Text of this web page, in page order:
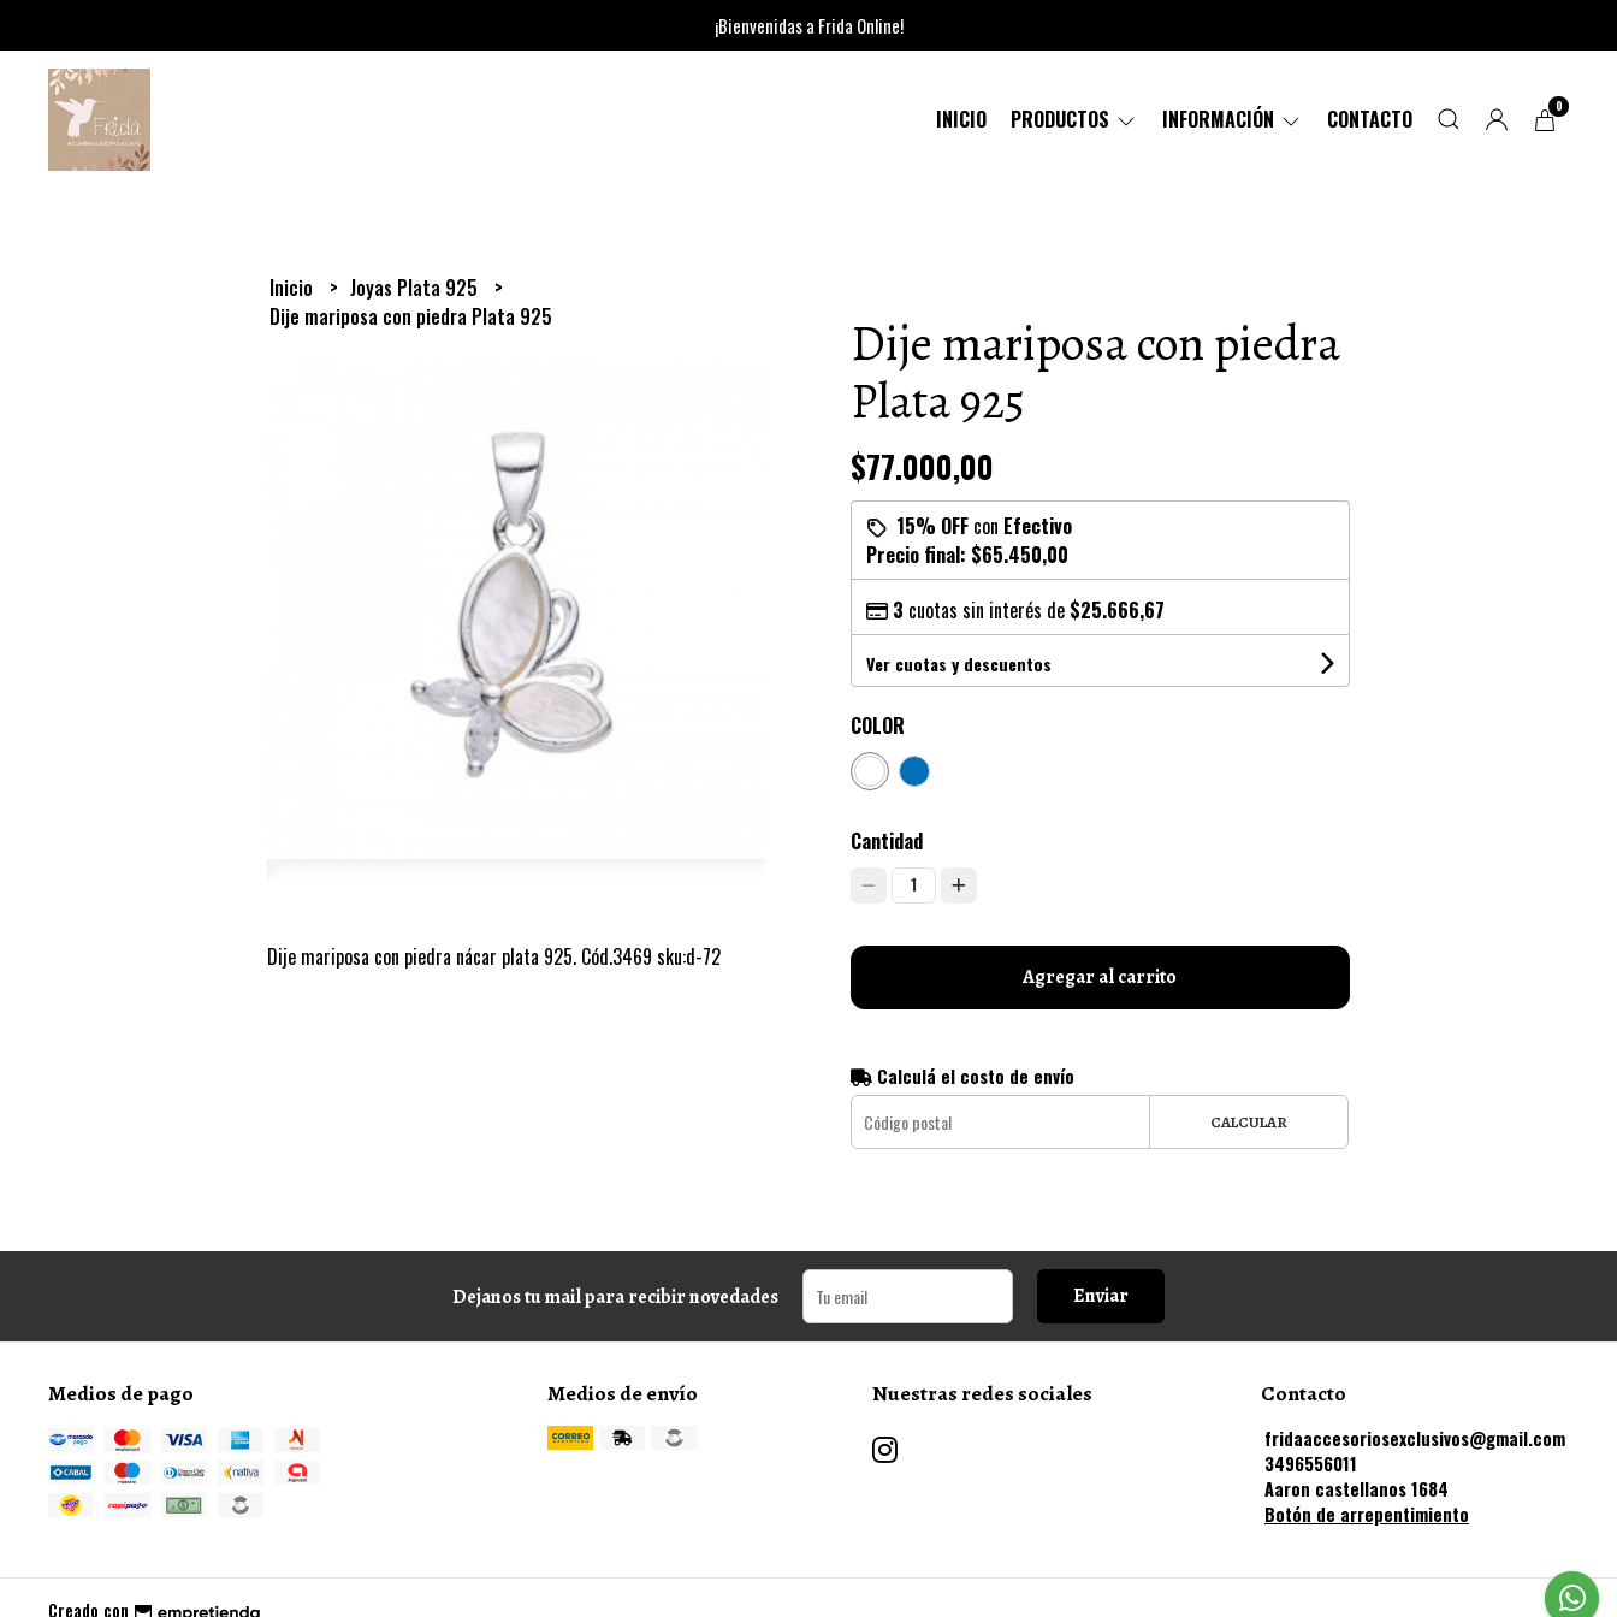
¡Bienvenidas a Frida Online!
INICIO PRODUCTOS INFORMACIÓN CONTACTO 0
Inicio
Joyas Plata 925
Dije mariposa con piedra Plata 925
Dije mariposa con piedra nácar plata 925. Cód.3469 sku:d-72
Dije mariposa con piedra
Plata 925
$77.000,00
15% OFFcon Efectivo
Precio final: $65.450,00
3 cuotas sin interés de $25.666,67
Ver cuotas y descuentos
COLOR
Cantidad
1
Agregar al carrito
Calculá el costo de envío
CALCULAR
Dejanos tu mail para recibir novedades Enviar
Medios de pago Medios de envío Nuestras redes sociales Contacto
fridaaccesoriosexclusivos@gmail.com
3496556011
Aaron castellanos 1684
Botón de arrepentimiento
Creado con